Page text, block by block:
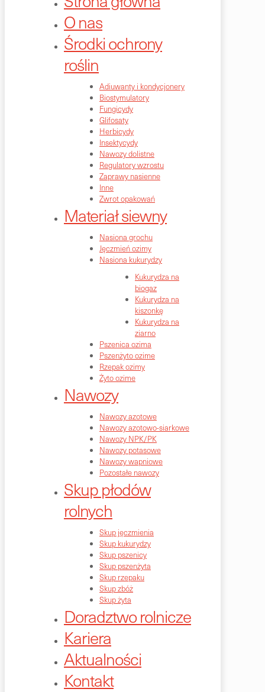
O nas
Środki ochrony
roślin
Adiuwanty i kondycjonery
Biostymulatory
Fungicydy
Glifosaty
Herbicydy
Insektycydy
Nawozy dolistne
Regulatory wzrostu
Zaprawy nasienne
Inne
Zwrot opakowań
Materiał siewny
Nasiona grochu
Jęczmień ozimy
Nasiona kukurydzy
Kukurydza na
biogaz
Kukurydza na
kiszonkę
Kukurydza na
ziarno
Pszenica ozima
Pszenżyto ozime
Rzepak ozimy
Żyto ozime
Nawozy
Nawozy azotowe
Nawozy azotowo-siarkowe
Nawozy NPK/PK
Nawozy potasowe
Nawozy wapniowe
Pozostałe nawozy
Skup płodów
rolnych
Skup jęczmienia
Skup kukurydzy
Skup pszenicy
Skup pszenżyta
Skup rzepaku
Skup zbóż
Skup żyta
Doradztwo rolnicze
Kariera
Aktualności
Kontakt